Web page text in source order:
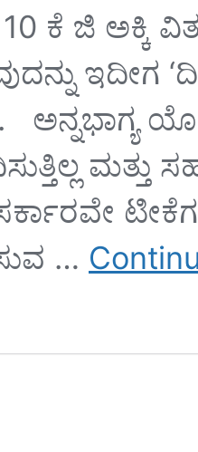
ಕೆ ಜಿ ಅಕ್ಕಿ
ಅನ್ನಭಾಗ್ಯ
ಮತ್ತು
…